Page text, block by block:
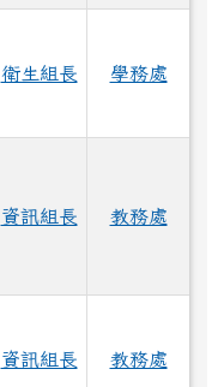
衛生組長 學務處
資訊組長 教務處
資訊組長 教務處